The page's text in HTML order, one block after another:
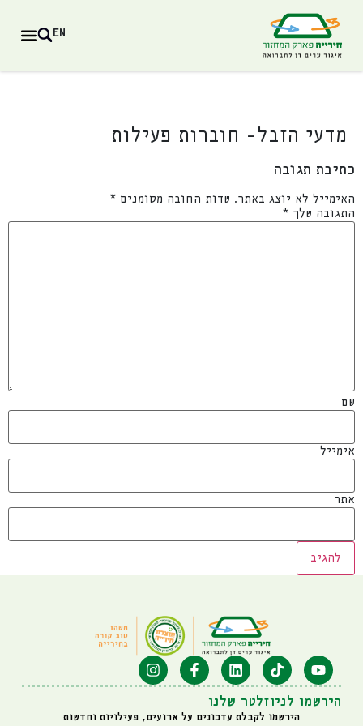
EN
מדעי הזבל- חוברות פעילות
כתיבת תגובה
האימייל לא יוצג באתר. שדות החובה מסומנים *
התגובה שלך *
שם
אימייל
אתר
הירשמו לניוזלטר שלנו
הירשמו לקבלת עדכונים על ארועים, פעילויות וחדשות